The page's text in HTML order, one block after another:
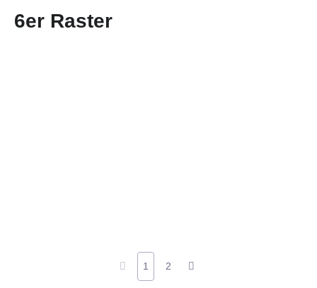
6er Raster
1 2